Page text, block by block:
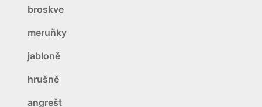
broskve
meruňky
jabloně
hrušně
angrešt